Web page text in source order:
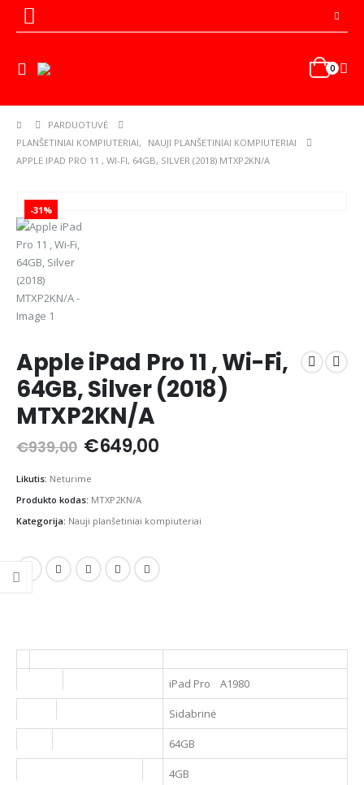
0
PARDUOTUVĖ
PLANŠETINIAI KOMPIUTERIAI,
NAUJI PLANŠETINIAI KOMPIUTERIAI
APPLE IPAD PRO 11 , WI-FI, 64GB, SILVER (2018) MTXP2KN/A
-31%
Apple iPad Pro 11 , Wi-Fi,
64GB, Silver (2018)
MTXP2KN/A
€939,00 Original
was:
€939,00.
€649,00Current
Likutis: Neturime
Produkto kodas: MTXP2KN/A
Kategorija: Nauji planšetiniai kompiuteriai
iPad Pro A1980
Sidabrinė
64GB
4GB